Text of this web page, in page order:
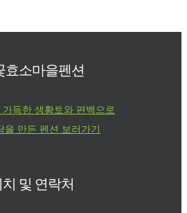
효소마을펜션
득한 생황토와 편백으로
을 만든 펜션 보러가기
및 연락처